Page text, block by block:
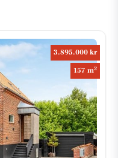
3.895.000 kr
157 m2